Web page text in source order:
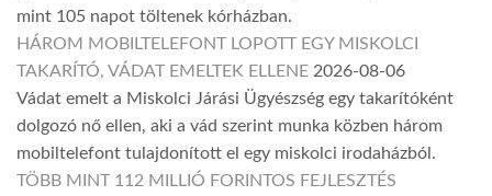
mint 105 napot töltenek kórházban.
HÁROM MOBILTELEFONT LOPOTT EGY MISKOLCI
TAKARÍTÓ, VÁDAT EMELTEK ELLENE 2026-08-06
Vádat emelt a Miskolci Járási Ügyészség egy takarítóként
dolgozó nő ellen, aki a vád szerint munka közben három
mobiltelefont tulajdonított el egy miskolci irodaházból.
TÖBB MINT 112 MILLIÓ FORINTOS FEJLESZTÉS